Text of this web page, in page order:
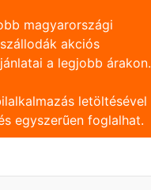
magyarországi
akciós
a legjobb árakon.
letöltésével
egyszerũen foglalhat.